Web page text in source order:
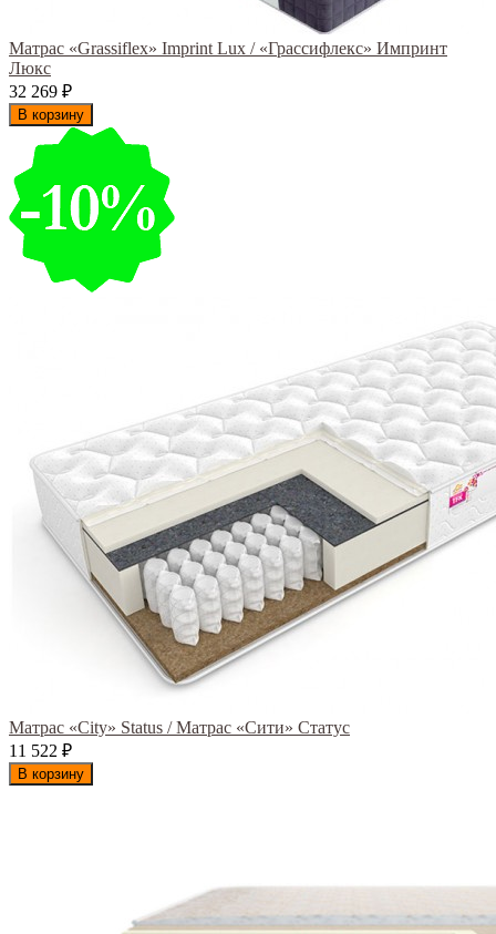
Матрас «Grassiflex» Imprint Lux / «Грассифлекс» Импринт
Люкс
32 269 ₽
В корзину
Матрас «City» Status / Матрас «Сити» Статус
11 522 ₽
В корзину